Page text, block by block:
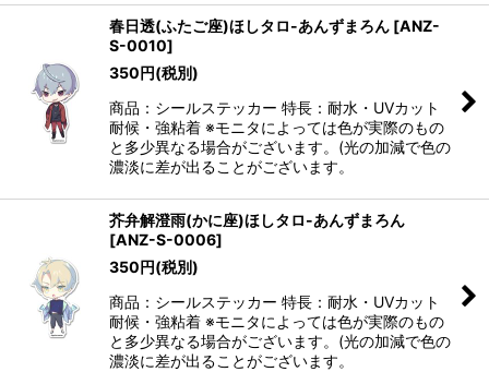
春日透(ふたご座)ほしタロ-あんずまろん [ANZ-
S-0010]
350円(税別)
商品：シールステッカー 特長：耐水・UVカット
耐候・強粘着 ※モニタによっては色が実際のもの
と多少異なる場合がございます。(光の加減で色の
濃淡に差が出ることがございます。
芥弁解澄雨(かに座)ほしタロ-あんずまろん
[ANZ-S-0006]
350円(税別)
商品：シールステッカー 特長：耐水・UVカット
耐候・強粘着 ※モニタによっては色が実際のもの
と多少異なる場合がございます。(光の加減で色の
濃淡に差が出ることがございます。